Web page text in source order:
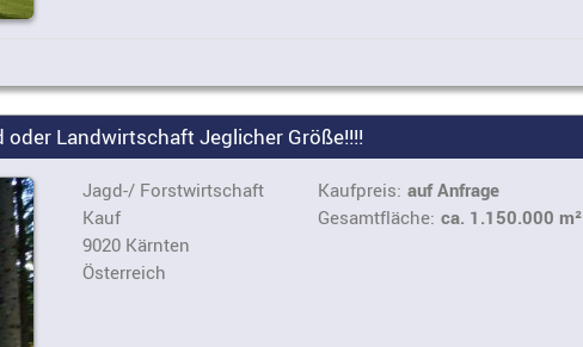
Landwirtschaft Jeglicher Größe!!!!
Jagd-/ Forstwirtschaft
Kauf
9020 Kärnten
Österreich
Kaufpreis: auf Anfrage
Gesamtfläche: ca. 1.150.000 m²